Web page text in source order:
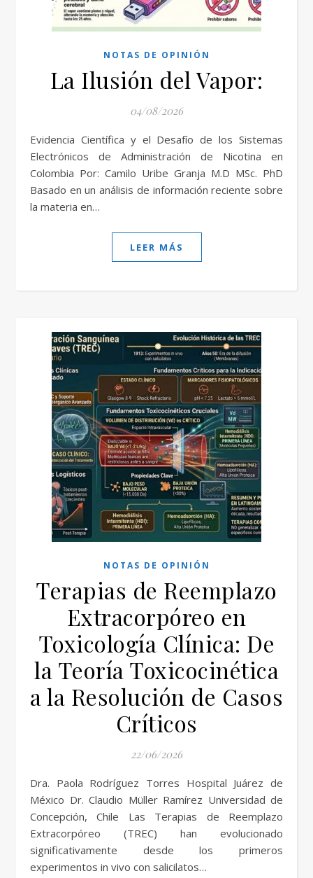
NOTAS DE OPINIÓN
La Ilusión del Vapor:
04/08/2026
Evidencia Científica y el Desafío de los Sistemas
Electrónicos de Administración de Nicotina en
Colombia Por: Camilo Uribe Granja M.D MSc. PhD
Basado en un análisis de información reciente sobre
la materia en…
LEER MÁS
NOTAS DE OPINIÓN
Terapias de Reemplazo
Extracorpóreo en
Toxicología Clínica: De
la Teoría Toxicocinética
a la Resolución de Casos
Críticos
22/06/2026
Dra. Paola Rodríguez Torres Hospital Juárez de
México Dr. Claudio Müller Ramírez Universidad de
Concepción, Chile Las Terapias de Reemplazo
Extracorpóreo (TREC) han evolucionado
significativamente desde los primeros
experimentos in vivo con salicilatos…